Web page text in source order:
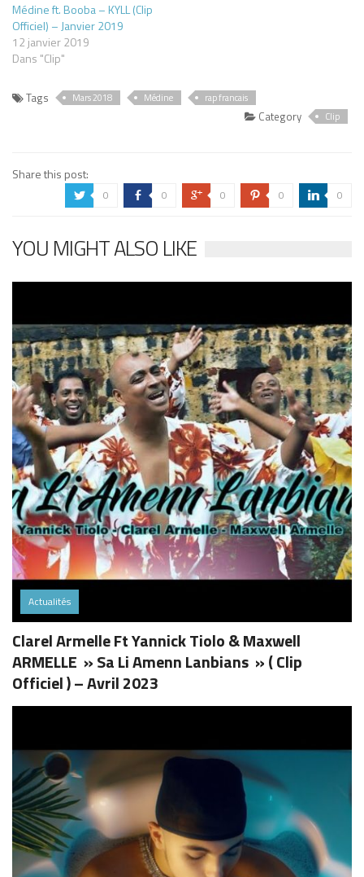
Médine ft. Booba – KYLL (Clip
Officiel) – Janvier 2019
12 janvier 2019
Dans "Clip"
Tags Mars 2018 Médine rap francais
Category Clip
Share this post:
a 0 b 0 c 0 d 0 j 0
YOU MIGHT ALSO LIKE
Actualités
Clarel Armelle Ft Yannick Tiolo & Maxwell
ARMELLE » Sa Li Amenn Lanbians » ( Clip
Officiel ) – Avril 2023